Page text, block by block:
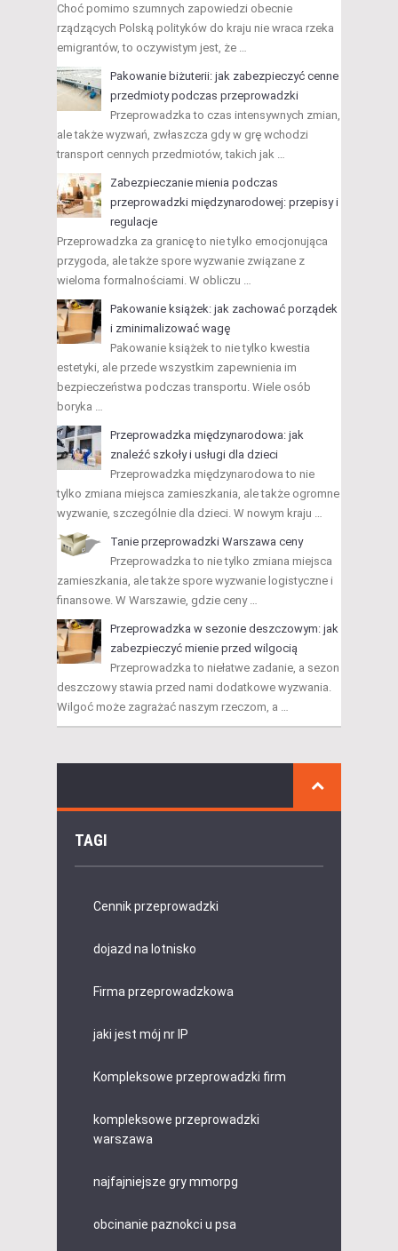
Choć pomimo szumnych zapowiedzi obecnie
rządzących Polską polityków do kraju nie wraca rzeka
emigrantów, to oczywistym jest, że …
Pakowanie biżuterii: jak zabezpieczyć cenne
przedmioty podczas przeprowadzki
Przeprowadzka to czas intensywnych zmian,
ale także wyzwań, zwłaszcza gdy w grę wchodzi
transport cennych przedmiotów, takich jak …
Zabezpieczanie mienia podczas
przeprowadzki międzynarodowej: przepisy i
regulacje
Przeprowadzka za granicę to nie tylko emocjonująca
przygoda, ale także spore wyzwanie związane z
wieloma formalnościami. W obliczu …
Pakowanie książek: jak zachować porządek
i zminimalizować wagę
Pakowanie książek to nie tylko kwestia
estetyki, ale przede wszystkim zapewnienia im
bezpieczeństwa podczas transportu. Wiele osób
boryka …
Przeprowadzka międzynarodowa: jak
znaleźć szkoły i usługi dla dzieci
Przeprowadzka międzynarodowa to nie
tylko zmiana miejsca zamieszkania, ale także ogromne
wyzwanie, szczególnie dla dzieci. W nowym kraju …
Tanie przeprowadzki Warszawa ceny
Przeprowadzka to nie tylko zmiana miejsca
zamieszkania, ale także spore wyzwanie logistyczne i
finansowe. W Warszawie, gdzie ceny …
Przeprowadzka w sezonie deszczowym: jak
zabezpieczyć mienie przed wilgocią
Przeprowadzka to niełatwe zadanie, a sezon
deszczowy stawia przed nami dodatkowe wyzwania.
Wilgoć może zagrażać naszym rzeczom, a …
TAGI
Cennik przeprowadzki
dojazd na lotnisko
Firma przeprowadzkowa
jaki jest mój nr IP
Kompleksowe przeprowadzki firm
kompleksowe przeprowadzki
warszawa
najfajniejsze gry mmorpg
obcinanie paznokci u psa